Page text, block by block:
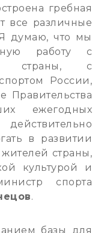
гребная
все различные
думаю, что мы
работу с
страны, с
России,
Правительства
ежегодных
в развитии
страны,
культурой и
спорта
.
базы для